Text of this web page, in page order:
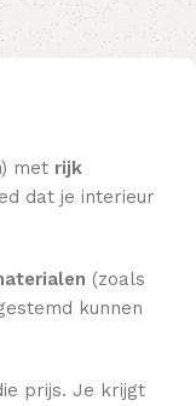
met rijk
dat je interieur
(zoals
kunnen
prijs. Je krijgt